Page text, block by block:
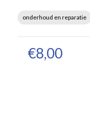
onderhoud en reparatie
€8,00